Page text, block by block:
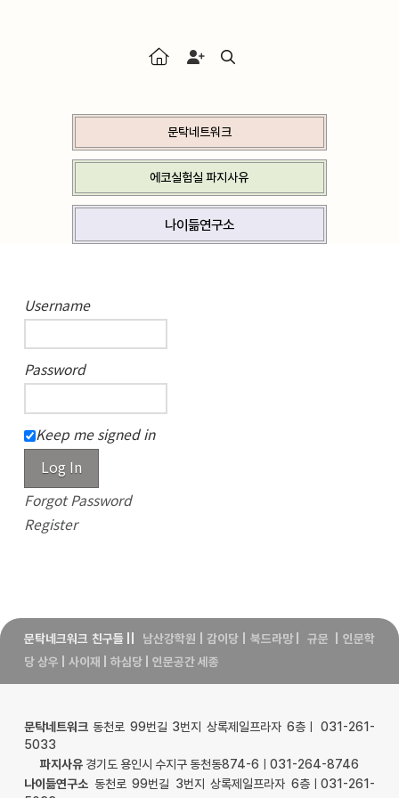
문탁네트워크
에코실험실 파지사유
나이듦연구소
Username
Password
Keep me signed in
Log In
Forgot Password
Register
문탁네크워크 친구들 남산강학원 감이당 북드라망| 규문 |인문학
당 상우
사이재 하심당| 인문공간 세종
문탁네트워크동천로 99번길 3번지 상록제일프라자 6층ㅣ 031-261-
5033
파지사유경기도 용인시 수지구 동천동874-6ㅣ031-264-8746
나이듦연구소동천로 99번길 3번지 상록제일프라자 6층ㅣ031-261-